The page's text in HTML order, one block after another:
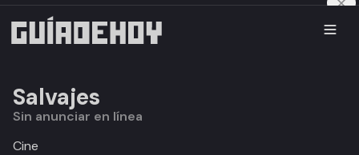
Salvajes
Sin anunciar en línea
Cine